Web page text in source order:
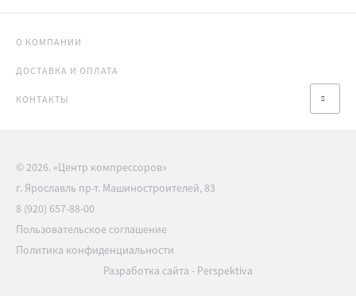
О КОМПАНИИ
ДОСТАВКА И ОПЛАТА
КОНТАКТЫ
© 2026. «Центр компрессоров»
г. Ярославль пр-т. Машиностроителей, 83
8 (920) 657-88-00
Пользовательское соглашение
Политика конфиденциальности
Разработка сайта - Perspektiva